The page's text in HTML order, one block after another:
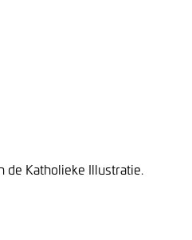
de Katholieke Illustratie.